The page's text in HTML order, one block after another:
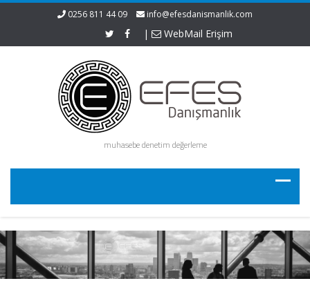
0256 811 44 09 info@efesdanismanlik.com
| WebMail Erişim
muhasebe denetim değerleme